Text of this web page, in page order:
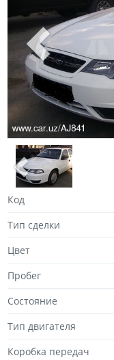
Код
Тип сделки
Цвет
Пробег
Состояние
Тип двигателя
Коробка передач